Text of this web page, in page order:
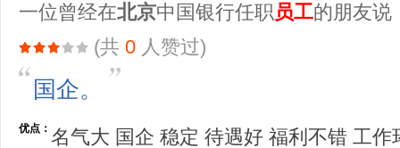
一位曾经在北京中国银行任职 员工的朋友说
(共 0 人赞过)
国企。
优点： 名气大 国企 稳定 待遇好 福利不错 工作